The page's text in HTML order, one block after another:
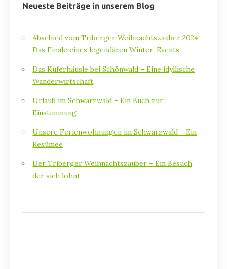
Neueste Beiträge in unserem Blog
Abschied vom Triberger Weihnachtszauber 2024 –
Das Finale eines legendären Winter-Events
Das Küferhäusle bei Schönwald – Eine idyllische
Wanderwirtschaft
Urlaub im Schwarzwald – Ein Buch zur
Einstimmung
Unsere Ferienwohnungen im Schwarzwald – Ein
Resümee
Der Triberger Weihnachtszauber – Ein Besuch,
der sich lohnt